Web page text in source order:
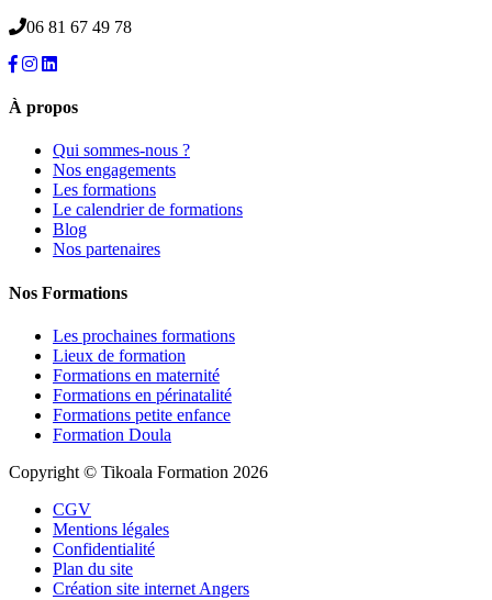
06 81 67 49 78
À propos
Qui sommes-nous ?
Nos engagements
Les formations
Le calendrier de formations
Blog
Nos partenaires
Nos Formations
Les prochaines formations
Lieux de formation
Formations en maternité
Formations en périnatalité
Formations petite enfance
Formation Doula
Copyright © Tikoala Formation 2026
CGV
Mentions légales
Confidentialité
Plan du site
Création site internet Angers